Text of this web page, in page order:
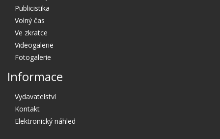
Publicistika
Volný čas
Ve zkratce
Videogalerie
Fotogalerie
Informace
Vydavatelství
Kontakt
Elektronický náhled